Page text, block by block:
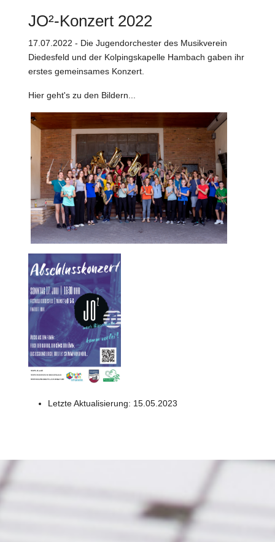
JO²-Konzert 2022
17.07.2022 - Die Jugendorchester des Musikverein
Diedesfeld und der Kolpingskapelle Hambach gaben ihr
erstes gemeinsames Konzert.
Hier geht's zu den Bildern...
Letzte Aktualisierung: 15.05.2023